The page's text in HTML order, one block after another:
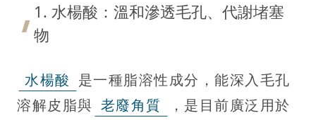
1. 水楊酸：溫和滲透毛孔、代謝堵塞
物
水楊酸 是一種脂溶性成分，能深入毛孔
溶解皮脂與 老廢角質
，是目前廣泛用於